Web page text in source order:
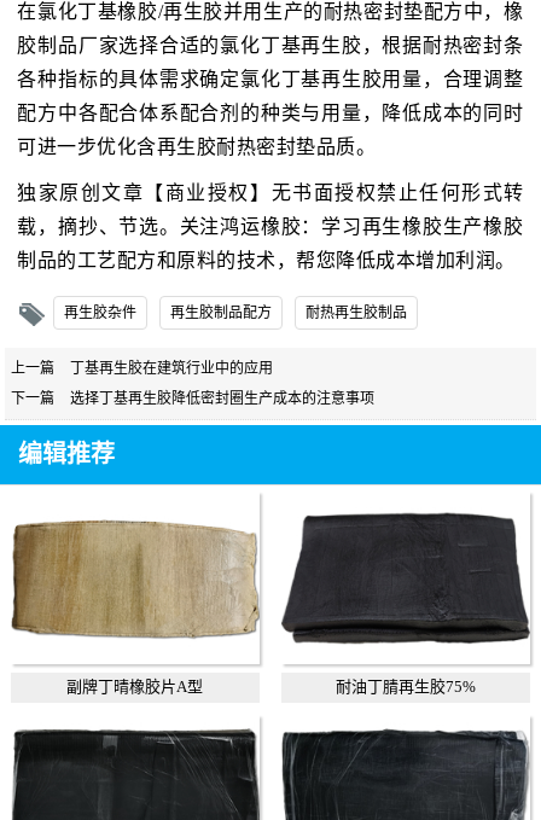
在氯化丁基橡胶/再生胶并用生产的耐热密封垫配方中，橡
胶制品厂家选择合适的氯化丁基再生胶，根据耐热密封条
各种指标的具体需求确定氯化丁基再生胶用量，合理调整
配方中各配合体系配合剂的种类与用量，降低成本的同时
可进一步优化含再生胶耐热密封垫品质。
独家原创文章【商业授权】无书面授权禁止任何形式转
载，摘抄、节选。关注鸿运橡胶：学习再生橡胶生产橡胶
制品的工艺配方和原料的技术，帮您降低成本增加利润。
再生胶杂件 再生胶制品配方 耐热再生胶制品
上一篇
丁基再生胶在建筑行业中的应用
下一篇
选择丁基再生胶降低密封圈生产成本的注意事项
编辑推荐
副牌丁晴橡胶片A型 耐油丁腈再生胶75%